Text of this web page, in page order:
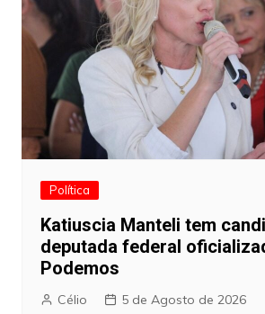
Política
Katiuscia Manteli tem
deputada federal
Podemos
Célio 5 de Agosto de 2026